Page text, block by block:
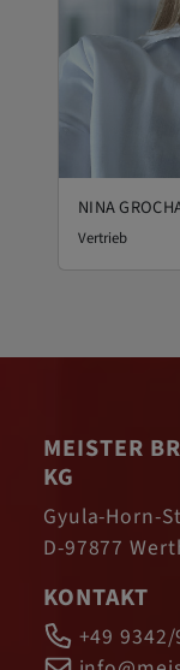
NINA
Vertrieb
MEISTER
KG
Gyula-Horn-
D-97877
KONTAKT
+49